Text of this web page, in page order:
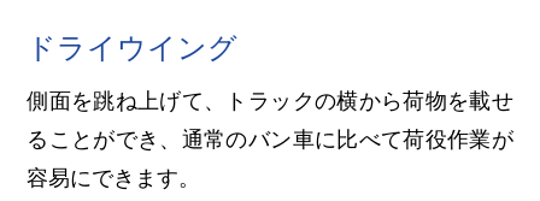
ドライウイング
側面を跳ね上げて、トラックの横から荷物を載せ
ることができ、通常のバン車に比べて荷役作業が
容易にできます。